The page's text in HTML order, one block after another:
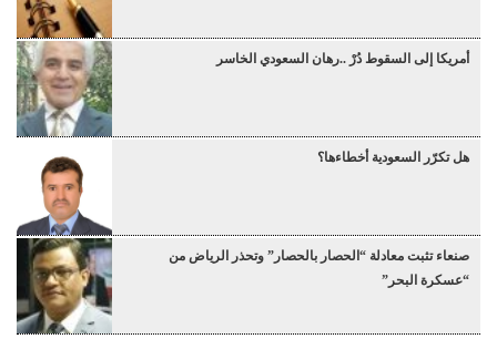
أمريكا إلى السقوط دُرْ ..رهان السعودي الخاسر
هل تكرّر السعودية أخطاءها؟
صنعاء تثبت معادلة “الحصار بالحصار” وتحذر الرياض من
“عسكرة البحر”